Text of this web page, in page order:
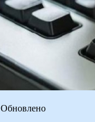
Обновлено